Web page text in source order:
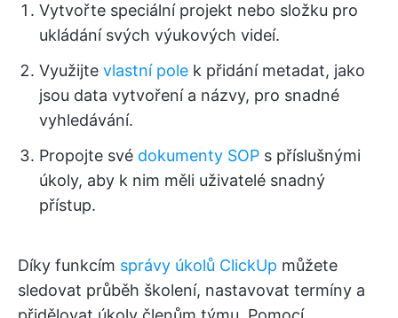
Vytvořte speciální projekt nebo složku pro
ukládání svých výukových videí.
Využijte vlastní pole k přidání metadat, jako
jsou data vytvoření a názvy, pro snadné
vyhledávání.
Propojte své dokumenty SOP s příslušnými
úkoly, aby k nim měli uživatelé snadný
přístup.
Díky funkcím správy úkolů ClickUp můžete
sledovat průběh školení, nastavovat termíny a